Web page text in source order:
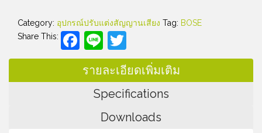
Category: อุปกรณ์ปรับแต่งสัญญานเสียง Tag: BOSE
Share This:
Facebook
Line
รายละเอียดเพิ่มเติม
Specifications
Downloads